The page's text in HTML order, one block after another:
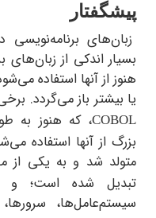
برنامه‌نویسی دائماً
اندکی از زبان‌های
از آنها استفاده می‌شود، و
باز می‌گردد. برخی از این
، که هنوز به طور
از آنها استفاده می‌شود؛
شد و به یکی از
شده است؛ وCکه
سرورها، و